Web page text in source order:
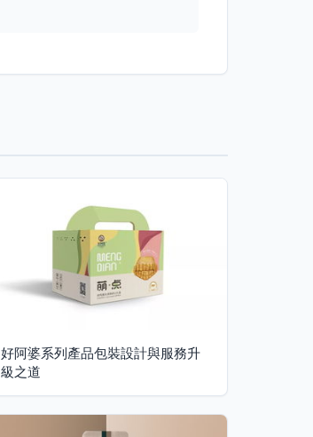
好阿婆系列產品包裝設計與服務升
級之道